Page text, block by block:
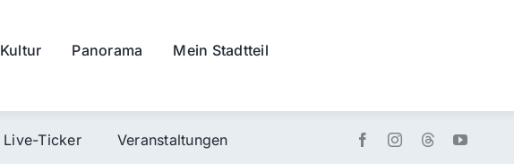
Kultur Panorama
Mein Stadtteil
Live-Ticker Veranstaltungen